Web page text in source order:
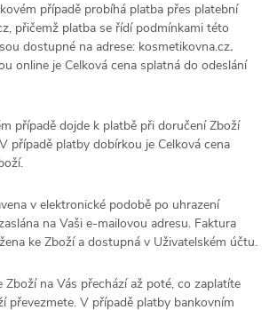
případě probíhá platba přes platební
přičemž platba se řídí podmínkami této
dostupné na adrese: kosmetikovna.cz.
online je Celková cena splatná do odeslání
případě dojde k platbě při doručení Zboží
případě platby dobírkou je Celková cena
v elektronické podobě po uhrazení
na Vaši e-mailovou adresu. Faktura
ke Zboží a dostupná v Uživatelském účtu.
Zboží na Vás přechází až poté, co zaplatíte
převezmete. V případě platby bankovním